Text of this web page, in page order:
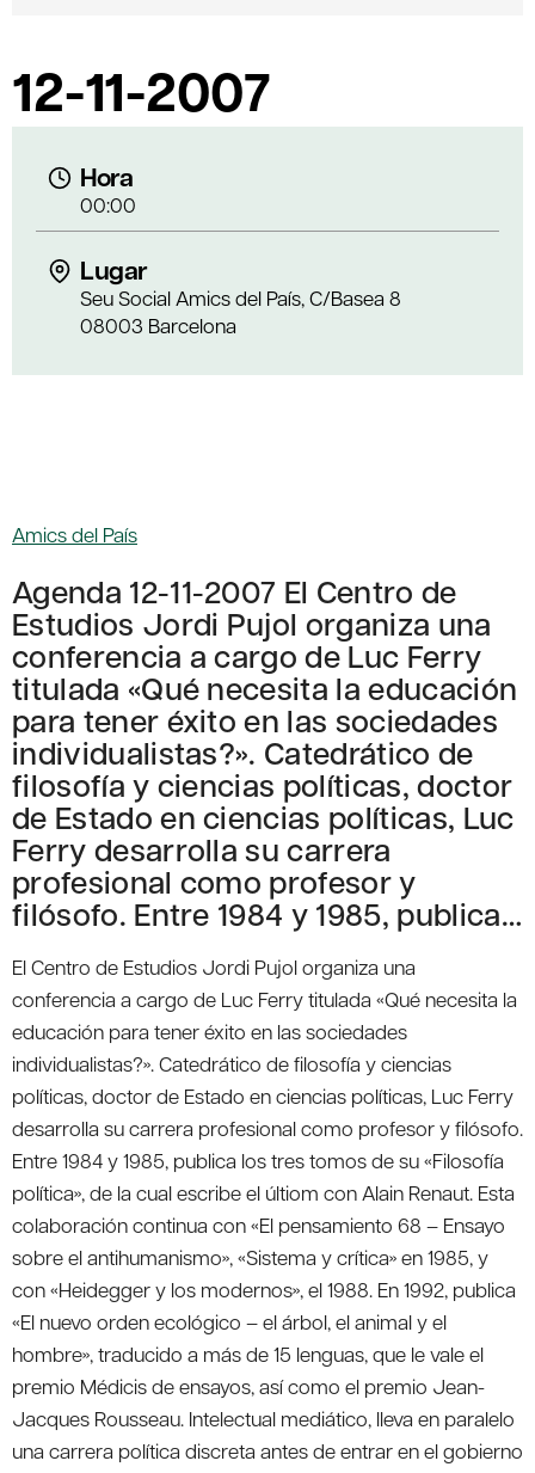
12-11-2007
Hora
00:00
Lugar
Seu Social Amics del País, C/Basea 8
08003 Barcelona
Amics del País
Agenda 12-11-2007 El Centro de
Estudios Jordi Pujol organiza una
conferencia a cargo de Luc Ferry
titulada «Qué necesita la educación
para tener éxito en las sociedades
individualistas?». Catedrático de
filosofía y ciencias políticas, doctor
de Estado en ciencias políticas, Luc
Ferry desarrolla su carrera
profesional como profesor y
filósofo. Entre 1984 y 1985, publica…
El Centro de Estudios Jordi Pujol organiza una
conferencia a cargo de Luc Ferry titulada «Qué necesita la
educación para tener éxito en las sociedades
individualistas?». Catedrático de filosofía y ciencias
políticas, doctor de Estado en ciencias políticas, Luc Ferry
desarrolla su carrera profesional como profesor y filósofo.
Entre 1984 y 1985, publica los tres tomos de su «Filosofía
política», de la cual escribe el últiom con Alain Renaut. Esta
colaboración continua con «El pensamiento 68 – Ensayo
sobre el antihumanismo», «Sistema y crítica» en 1985, y
con «Heidegger y los modernos», el 1988. En 1992, publica
«El nuevo orden ecológico – el árbol, el animal y el
hombre», traducido a más de 15 lenguas, que le vale el
premio Médicis de ensayos, así como el premio Jean-
Jacques Rousseau. Intelectual mediático, lleva en paralelo
una carrera política discreta antes de entrar en el gobierno